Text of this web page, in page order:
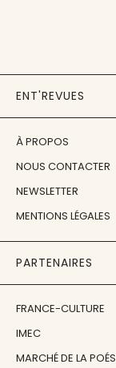
ENT'REVUES
À PROPOS
NOUS CONTACTER
NEWSLETTER
MENTIONS LÉGALES
PARTENAIRES
FRANCE-CULTURE
IMEC
MARCHÉ DE LA